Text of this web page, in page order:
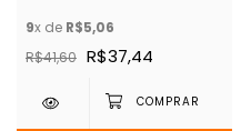
9x de R$5,06
R$41,60 R$37,44